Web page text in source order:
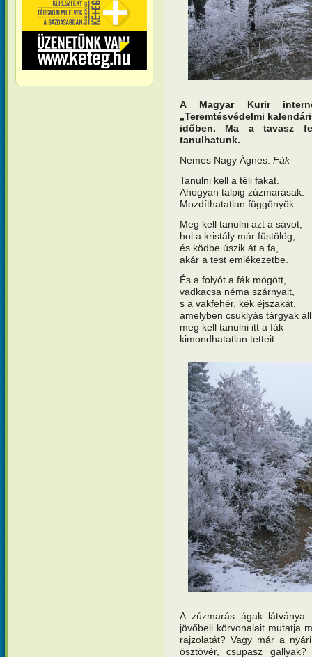
A Magyar Kurir
„Teremtésvédelmi
időben. Ma a tavasz
tanulhatunk.
Nemes Nagy Ágnes: Fák
Tanulni kell a téli fákat.
Ahogyan talpig zúzmarásak.
Mozdíthatatlan függönyök.
Meg kell tanulni azt a sávot,
hol a kristály már füstölög,
és ködbe úszik át a fa,
akár a test emlékezetbe.
És a folyót a fák mögött,
vadkacsa néma szárnyait,
s a vakfehér, kék éjszakát,
amelyben csuklyás tárgyak
meg kell tanulni itt a fák
kimondhatatlan tetteit.
A zúzmarás ágak
jövőbeli körvonalait mutatja
rajzolatát? Vagy már a
ösztövér, csupasz